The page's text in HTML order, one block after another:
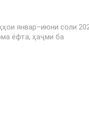
январ–июни соли
ёфта, ҳаҷми ба